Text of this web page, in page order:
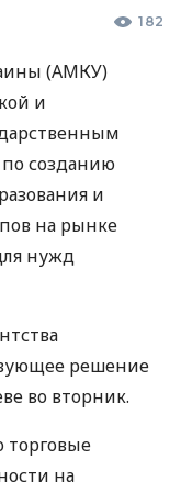
182
(АМКУ)
и
созданию
и
на рынке
нужд
решение
во вторник.
торговые
на